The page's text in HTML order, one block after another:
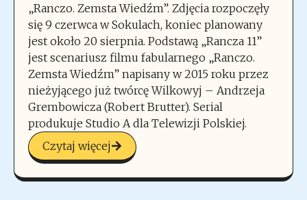
„Ranczo. Zemsta Wiedźm”. Zdjęcia rozpoczęły
się 9 czerwca w Sokulach, koniec planowany
jest około 20 sierpnia. Podstawą „Rancza 11”
jest scenariusz filmu fabularnego „Ranczo.
Zemsta Wiedźm” napisany w 2015 roku przez
nieżyjącego już twórcę Wilkowyj – Andrzeja
Grembowicza (Robert Brutter). Serial
produkuje Studio A dla Telewizji Polskiej.
Czytaj więcej